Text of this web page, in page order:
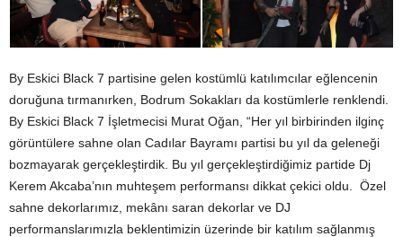
By Eskici Black 7 partisine gelen kostümlü katılımcılar eğlencenin
doruğuna tırmanırken, Bodrum Sokakları da kostümlerle renklendi.
By Eskici Black 7 İşletmecisi Murat Oğan, “Her yıl birbirinden ilginç
görüntülere sahne olan Cadılar Bayramı partisi bu yıl da geleneği
bozmayarak gerçekleştirdik. Bu yıl gerçekleştirdiğimiz partide Dj
Kerem Akcaba’nın muhteşem performansı dikkat çekici oldu. Özel
sahne dekorlarımız, mekânı saran dekorlar ve DJ
performanslarımızla beklentimizin üzerinde bir katılım sağlanmış